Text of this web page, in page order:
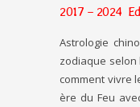
2017 – 2024
Astrologie
zodiaque selon
comment vivre
ère du Feu